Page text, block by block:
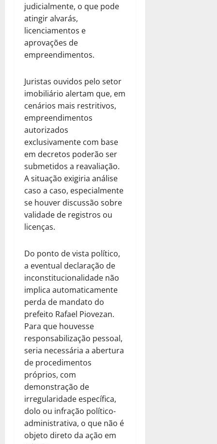
judicialmente, o que pode
atingir alvarás,
licenciamentos e
aprovações de
empreendimentos.
Juristas ouvidos pelo setor
imobiliário alertam que, em
cenários mais restritivos,
empreendimentos
autorizados
exclusivamente com base
em decretos poderão ser
submetidos a reavaliação.
A situação exigiria análise
caso a caso, especialmente
se houver discussão sobre
validade de registros ou
licenças.
Do ponto de vista político,
a eventual declaração de
inconstitucionalidade não
implica automaticamente
perda de mandato do
prefeito Rafael Piovezan.
Para que houvesse
responsabilização pessoal,
seria necessária a abertura
de procedimentos
próprios, com
demonstração de
irregularidade específica,
dolo ou infração político-
administrativa, o que não é
objeto direto da ação em